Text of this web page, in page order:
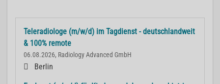
Teleradiologe (m/w/d) im Tagdienst - deutschlandweit
& 100% remote
06.08.2026, Radiology Advanced GmbH
Berlin